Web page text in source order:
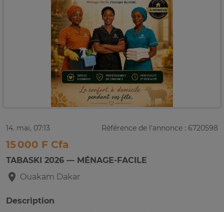
14. mai, 07:13 Référence de l'annonce : 6720598
15 000 F Cfa
TABASKI 2026 — MÉNAGE-FACILE
Ouakam Dakar
Description